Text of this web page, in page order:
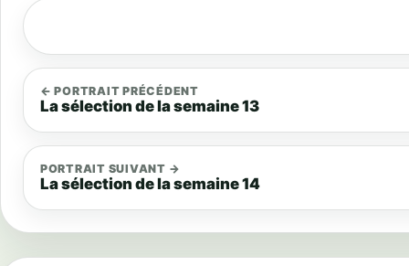
← PORTRAIT PRÉCÉDENT
La sélection de la semaine 13
PORTRAIT SUIVANT →
La sélection de la semaine 14